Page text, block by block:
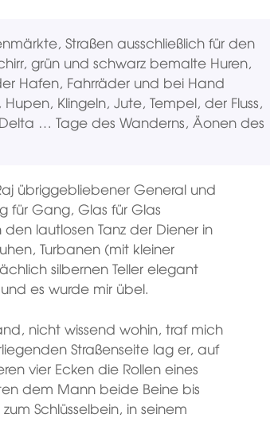
Straßen ausschließlich für den
grün und schwarz bemalte Huren,
Hafen, Fahrräder und bei Hand
Klingeln, Jute, Tempel, der Fluss,
… Tage des Wanderns, Äonen des
übriggebliebener General und
für Gang, Glas für Glas
lautlosen Tanz der Diener in
Turbanen (mit kleiner
silbernen Teller elegant
es wurde mir übel.
nicht wissend wohin, traf mich
Straßenseite lag er, auf
vier Ecken die Rollen eines
dem Mann beide Beine bis
Schlüsselbein, in seinem